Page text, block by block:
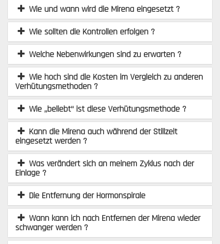
Wie und wann wird die Mirena eingesetzt ?
Wie sollten die Kontrollen erfolgen ?
Welche Nebenwirkungen sind zu erwarten ?
Wie hoch sind die Kosten im Vergleich zu anderen
Verhütungsmethoden ?
Wie „beliebt“ ist diese Verhütungsmethode ?
Kann die Mirena auch während der Stillzeit
eingesetzt werden ?
Was verändert sich an meinem Zyklus nach der
Einlage ?
Die Entfernung der Hormonspirale
Wann kann ich nach Entfernen der Mirena wieder
schwanger werden ?